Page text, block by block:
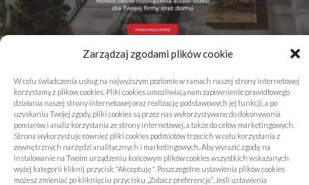
Zarządzaj zgodami plików cookie
W celu świadczenia usług na najwyższym poziomie w ramach naszej strony internetowej
korzystamy z plików cookies. Pliki cookies umożliwiają nam zapewnienie prawidłowego
działania naszej strony internetowej oraz realizację podstawowych jej funkcji, a po
uzyskaniu Twojej zgody, pliki cookies są przez nas wykorzystywane do dokonywania
pomiarów i analiz korzystania ze strony internetowej, a także do celów marketingowych.
Strona wykorzystuje również pliki cookies podmiotów trzecich w celu korzystania z
zewnętrznych narzędzi analitycznych i marketingowych. Aby wyrazić zgodę na
instalowanie na Twoim urządzeniu końcowym plików cookies wszystkich wskazanych
wyżej kategorii kliknij przycisk "Akceptuję". Poszczególne ustawienia plików cookies
możesz zmieniać po kliknięciu przycisku „Zobacz preferencje”. Jeśli ustawienia
Jak zaplanować przewody pod instalację
audio w nowym domu – unikasz błędów i
oszczędzasz czas